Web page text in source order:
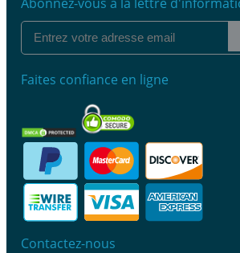
Faites confiance en ligne
Contactez-nous